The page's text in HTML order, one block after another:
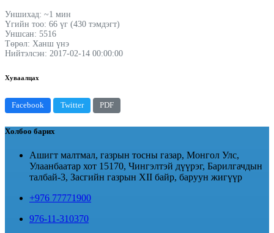
Уншихад: ~1 мин
Үгийн тоо: 66 үг (430 тэмдэгт)
Уншсан: 5516
Төрөл: Ханш үнэ
Нийтэлсэн: 2017-02-14 00:00:00
Хуваалцах
Facebook Twitter PDF
Холбоо барих
Ашигт малтмал, газрын тосны газар, Монгол Улс,
Улаанбаатар хот 15170, Чингэлтэй дүүрэг, Барилгачдын
талбай-3, Засгийн газрын XII байр, баруун жигүүр
+976 77771900
976-11-310370